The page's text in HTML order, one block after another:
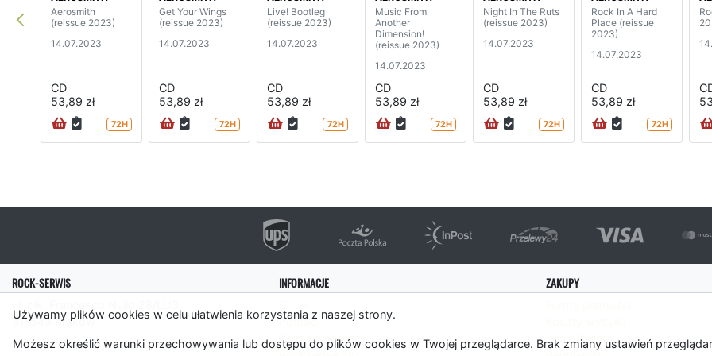
Używamy plików cookies w celu ułatwienia korzystania z naszej strony.
Możesz określić warunki przechowywania lub dostępu do plików cookies w Twojej przeglądarce. Brak zmiany ustawień
Aerosmith
(reissue 2023)
14.07.2023
CD
53,89 zł
72H
Get Your Wings
(reissue 2023)
14.07.2023
CD
53,89 zł
72H
Live! Bootleg
(reissue 2023)
14.07.2023
CD
53,89 zł
72H
Music From
Another
Dimension!
(reissue 2023)
14.07.2023
CD
53,89 zł
72H
Night In The Ruts
(reissue 2023)
14.07.2023
CD
53,89 zł
72H
Rock In A Hard
Place (reissue
2023)
14.07.2023
CD
53,89 zł
72H
ROCK-SERWIS
31-543 Kraków
INFORMACJE
Pomoc
Polityka cookies
ZAKUPY
Panel Klienta